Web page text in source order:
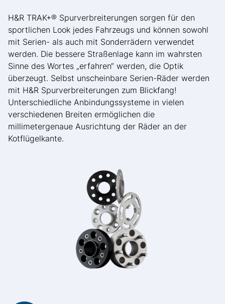
H&R TRAK+® Spurverbreiterungen sorgen für den
sportlichen Look jedes Fahrzeugs und können sowohl
mit Serien- als auch mit Sonderrädern verwendet
werden. Die bessere Straßenlage kann im wahrsten
Sinne des Wortes „erfahren“ werden, die Optik
überzeugt. Selbst unscheinbare Serien-Räder werden
mit H&R Spurverbreiterungen zum Blickfang!
Unterschiedliche Anbindungssysteme in vielen
verschiedenen Breiten ermöglichen die
millimetergenaue Ausrichtung der Räder an der
Kotflügelkante.